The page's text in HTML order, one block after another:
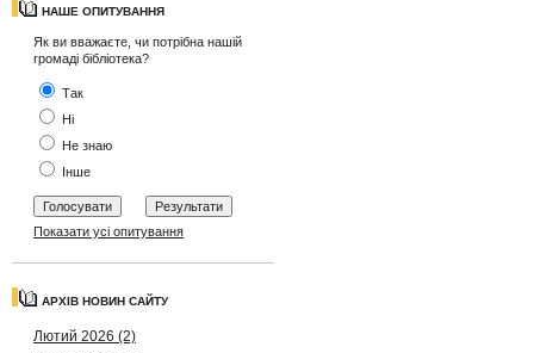
НАШЕ ОПИТУВАННЯ
Як ви вважаєте, чи потрібна нашій
громаді бібліотека?
Так
Ні
Не знаю
Інше
Показати усі опитування
АРХІВ НОВИН САЙТУ
Лютий 2026 (2)